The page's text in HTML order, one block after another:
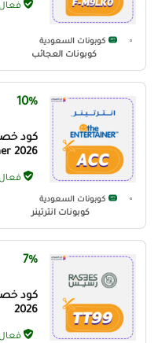
فعال
كوبونات السعودية
كوبونات العجائب
10%
2026
فعال
كوبونات السعودية
كوبونات انترتينر
7%
2026
فعال